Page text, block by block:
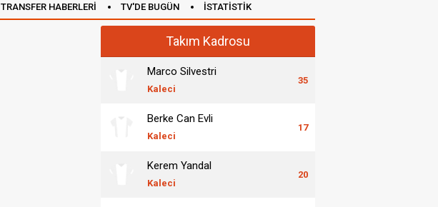
TRANSFER HABERLERİ TV'DE BUGÜN İSTATİSTİK
Takım Kadrosu
Marco Silvestri
Kaleci
35
Berke Can Evli
Kaleci
17
Kerem Yandal
Kaleci
20